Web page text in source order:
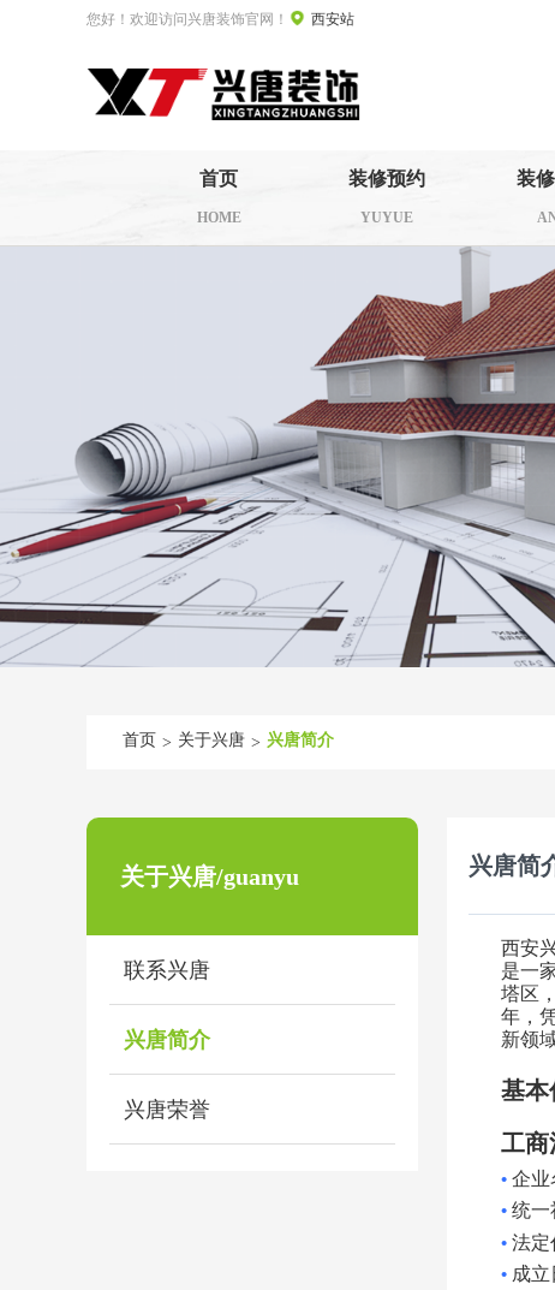
您好！欢迎访问兴唐装饰官网！ 西安站
首页
HOME
装修预约
YUYUE
装
首页 > 关于兴唐 > 兴唐简介
关于兴唐/guanyu
联系兴唐
兴唐简介
兴唐荣誉
兴唐简
西安
是一
塔区
年，
新领
基本
工商
• 企业
• 统一
• 法定
• 成立